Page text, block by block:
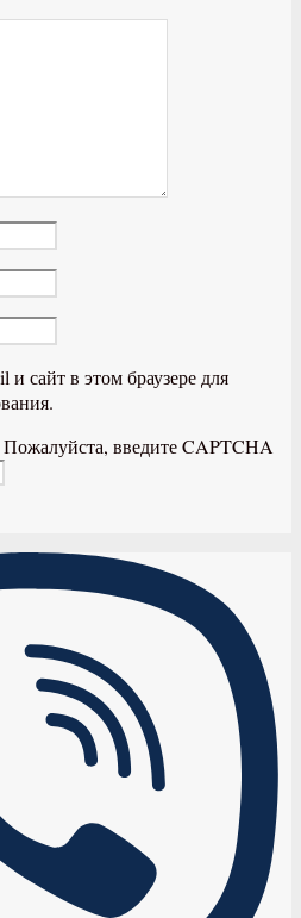
сайт в этом браузере для
введите CAPTCHA